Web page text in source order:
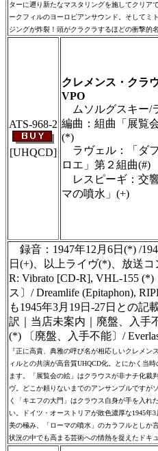
ターに遡り新たなマスタリングを施してクリア
ークフィルのヨーロピアンサウンド。そしてミ
ジングが炸裂！頭がクラクラするほどの衝撃的
ATS-968-2
[UHQCD]
クレメンス・クラ
VPO
ムソルグスキー/
編曲：組曲「展覧
(*)
ラヴェル：「ダ
ロエ」第２組曲(#)
レスピーギ：交
マの噴水」(+)
録音：1947年12月6日(*) /
日(+)、以上ライヴ(*)、放送
R: Vibrato [CD-R], VHL-155
ス〕/ Dreamlife (Epitaphon),
も1945年3月19日-27日との記
訳｜当店未案内｜廃盤、入手
(*) 〔廃盤、入手不能〕/
『正に高貴、典雅の呼び名が相応しいクレメ
ィルとの共演が高音質UHQCD化。とにかく当
ます。「展覧会の絵」はクラウスが非ナチ化裁
ヴ。どこか頼りないまでのアンサンブルですが
く「キエフの大門」はクラウス自身が手を入れ
い。ドイツ・オーストリアが敗色濃厚な1945年
美の極み、「ローマの噴水」のカラフルとしか
状況の中でも高まる芸術への情熱を捉えたドキ